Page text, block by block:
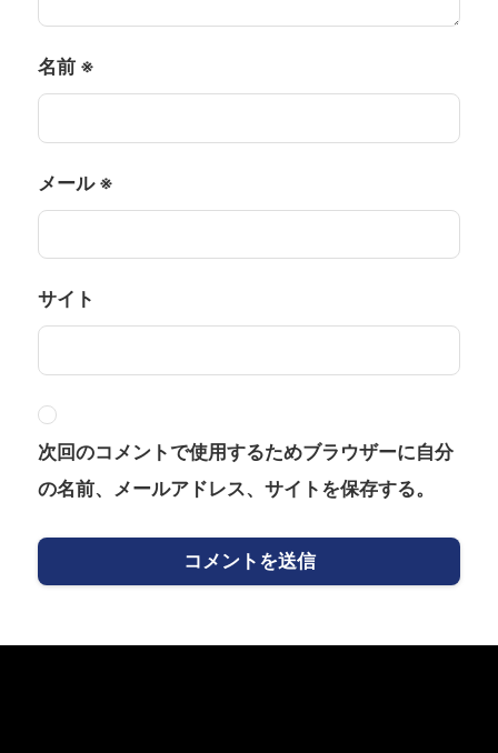
名前 ※
メール※
サイト
次回のコメントで使用するためブラウザーに自分
の名前、メールアドレス、サイトを保存する。